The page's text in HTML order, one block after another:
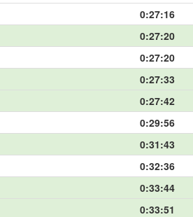
0:27:16
0:27:20
0:27:20
0:27:33
0:27:42
0:29:56
0:31:43
0:32:36
0:33:44
0:33:51